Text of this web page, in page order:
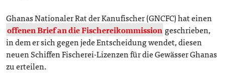
Ghanas Nationaler Rat der Kanufischer (GNCFC) hat einen
offenen Brief an die Fischereikommission geschrieben,
in dem er sich gegen jede Entscheidung wendet, diesen
neuen Schiffen Fischerei-Lizenzen für die Gewässer Ghanas
zu erteilen.